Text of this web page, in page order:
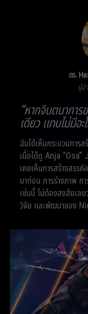
ดร.
ผู้อ
“หากจินตนากา
เดียว แทบไม่มีอะ
ฉันได้เห็นกระบวนการ
เมื่อได้ดู Anja “Osa”
เคยเห็นการสร้างสรร
มาก่อน การร่างภาพ ก
เช่นนี้ ไม่ต้องสงสัยเล
วิจัย และพัฒนาของ